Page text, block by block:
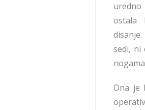
ostala
sedi, ni
Ona je